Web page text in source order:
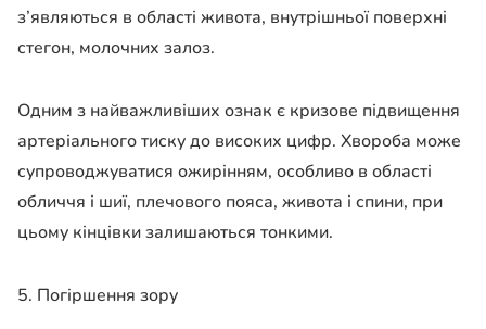
з’являються в області живота, внутрішньої поверхні
стегон, молочних залоз.
Одним з найважливіших ознак є кризове підвищення
артеріального тиску до високих цифр. Хвороба може
супроводжуватися ожирінням, особливо в області
обличчя і шиї, плечового пояса, живота і спини, при
цьому кінцівки залишаються тонкими.
5. Погіршення зору